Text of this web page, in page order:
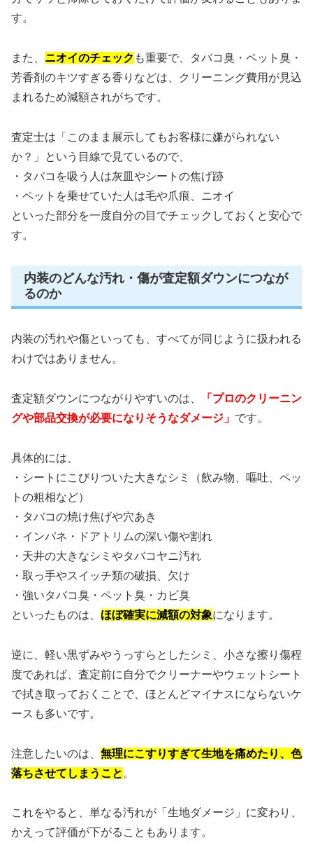
す。
また、 ニオイのチェック も重要で、タバコ臭・ペット臭・
芳香剤のキツすぎる香りなどは、クリーニング費用が見込
まれるため減額されがちです。
査定士は「このまま展示してもお客様に嫌がられない
か？」という目線で見ているので、
・タバコを吸う人は灰皿やシートの焦げ跡
・ペットを乗せていた人は毛や爪痕、ニオイ
といった部分を一度自分の目でチェックしておくと安心で
す。
内装のどんな汚れ・傷が査定額ダウンにつなが
るのか
内装の汚れや傷といっても、すべてが同じように扱われる
わけではありません。
査定額ダウンにつながりやすいのは、
「プロのクリーニン
グや部品交換が必要になりそうなダメージ」 です。
具体的には、
・シートにこびりついた大きなシミ（飲み物、嘔吐、ペッ
トの粗相など）
・タバコの焼け焦げや穴あき
・インパネ・ドアトリムの深い傷や割れ
・天井の大きなシミやタバコヤニ汚れ
・取っ手やスイッチ類の破損、欠け
・強いタバコ臭・ペット臭・カビ臭
といったものは、 ほぼ確実に減額の対象になります。
逆に、軽い黒ずみやうっすらとしたシミ、小さな擦り傷程
度であれば、査定前に自分でクリーナーやウェットシート
で拭き取っておくことで、ほとんどマイナスにならないケ
ースも多いです。
注意したいのは、 無理にこすりすぎて生地を痛めたり、色
落ちさせてしまうこと 。
これをやると、単なる汚れが「生地ダメージ」に変わり、
かえって評価が下がることもあります。